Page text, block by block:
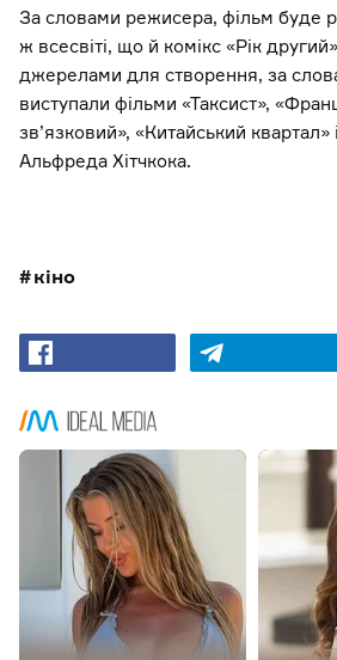
За словами режисера, фільм буде
ж всесвіті, що й комікс «Рік
джерелами для створення, за
виступали фільми «Таксист»,
зв’язковий», «Китайський квартал»
Альфреда Хітчкока.
кіно